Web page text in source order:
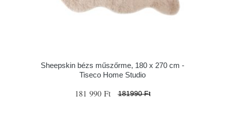
Sheepskin bézs műszőrme, 180 x 270 cm -
Tiseco Home Studio
181 990 Ft 181990 Ft